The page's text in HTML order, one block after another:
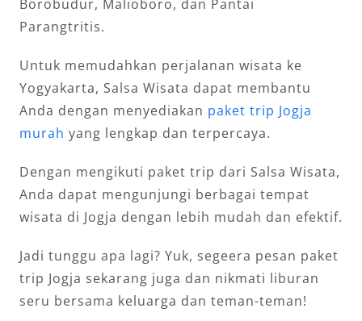
Borobudur, Malioboro, dan Pantai
Parangtritis.
Untuk memudahkan perjalanan wisata ke
Yogyakarta, Salsa Wisata dapat membantu
Anda dengan menyediakan paket trip Jogja
murah yang lengkap dan terpercaya.
Dengan mengikuti paket trip dari Salsa Wisata,
Anda dapat mengunjungi berbagai tempat
wisata di Jogja dengan lebih mudah dan efektif.
Jadi tunggu apa lagi? Yuk, segeera pesan paket
trip Jogja sekarang juga dan nikmati liburan
seru bersama keluarga dan teman-teman!